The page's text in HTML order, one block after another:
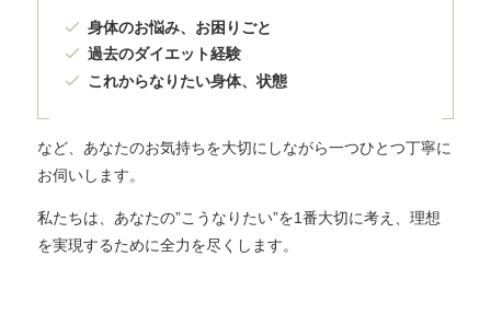
身体のお悩み、お困りごと
過去のダイエット経験
これからなりたい身体、状態
など、あなたのお気持ちを大切にしながら一つひとつ丁寧に
お伺いします。
私たちは、あなたの”こうなりたい”を1番大切に考え、理想
を実現するために全力を尽くします。